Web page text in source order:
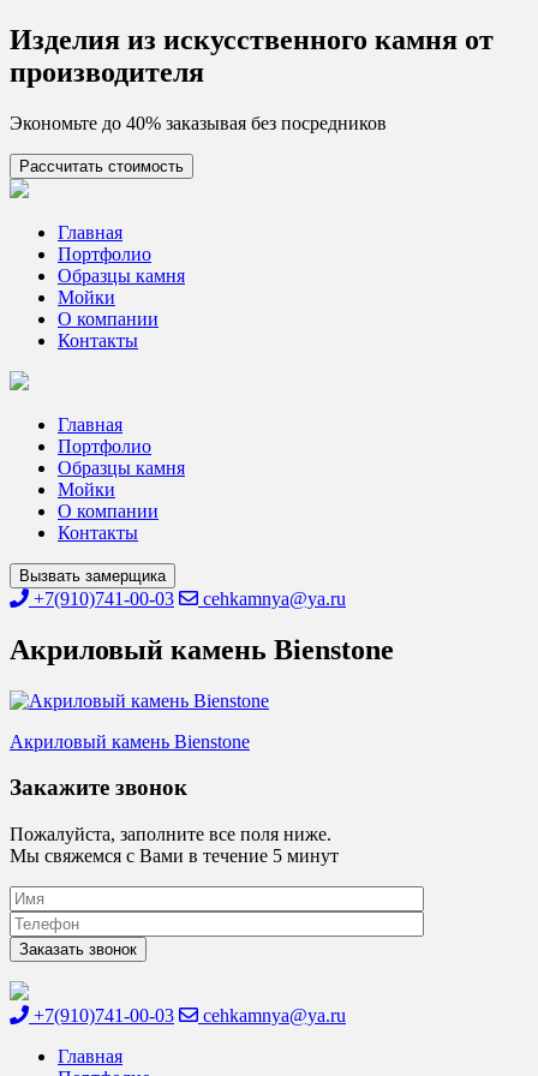
Skip
to
content
Изделия из искусcтвенного камня от
производителя
Экономьте до 40% заказывая без посредников
Рассчитать стоимость
Цех камня
Столешницы из искусственного камня
Главная
Портфолио
Образцы камня
Мойки
О компании
Контакты
Главная
Портфолио
Образцы камня
Мойки
О компании
Контакты
Вызвать замерщика
+7(910)741-00-03 cehkamnya@ya.ru
Акриловый камень Bienstone
Навигация
по
Акриловый камень Bienstone
Закажите звонок
Пожалуйста, заполните все поля ниже.
Мы свяжемся с Вами в течение 5 минут
+7(910)741-00-03
cehkamnya@ya.ru
Главная